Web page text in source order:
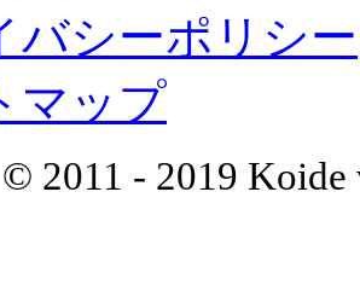
バシーポリシー
マップ
2011 - 2019